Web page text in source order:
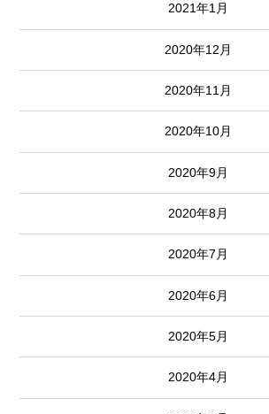
2021年1月
2020年12月
2020年11月
2020年10月
2020年9月
2020年8月
2020年7月
2020年6月
2020年5月
2020年4月